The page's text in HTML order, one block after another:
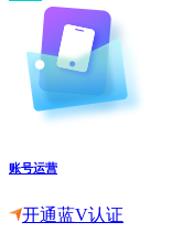
账号运营
开通蓝V认证